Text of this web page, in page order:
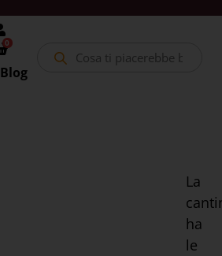
0
Blog
La
ha
le